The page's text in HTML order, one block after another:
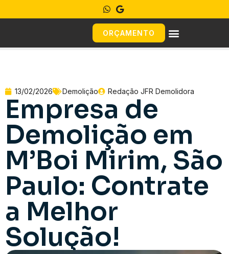
ORÇAMENTO
13/02/2026 Demolição Redação JFR Demolidora
Empresa de
Demolição em
M’Boi Mirim, São
Paulo: Contrate
a Melhor
Solução!